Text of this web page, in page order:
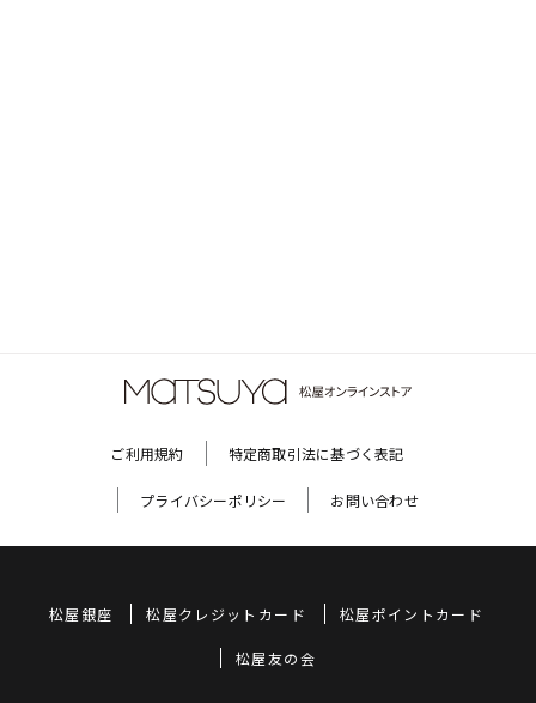
ご利用規約 特定商取引法に基づく表記
プライバシーポリシー お問い合わせ
松屋銀座 松屋クレジットカード 松屋ポイントカード
松屋友の会